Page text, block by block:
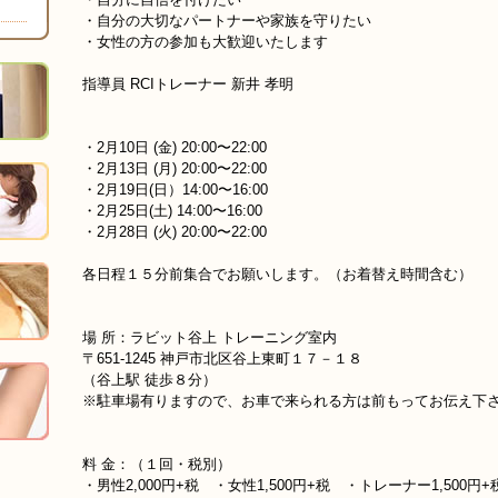
・自分の大切なパートナーや家族を守りたい
・女性の方の参加も大歓迎いたします
指導員 RCIトレーナー 新井 孝明
・2月10日 (金) 20:00〜22:00
・2月13日 (月) 20:00〜22:00
・2月19日(日）14:00〜16:00
・2月25日(土) 14:00〜16:00
・2月28日 (火) 20:00〜22:00
各日程１５分前集合でお願いします。（お着替え時間含む）
場 所：ラビット谷上 トレーニング室内
〒651-1245 神戸市北区谷上東町１７－１８
（谷上駅 徒歩８分）
※駐車場有りますので、お車で来られる方は前もってお伝え下さ
料 金：（１回・税別）
・男性2,000円+税 ・女性1,500円+税 ・トレーナー1,500円+